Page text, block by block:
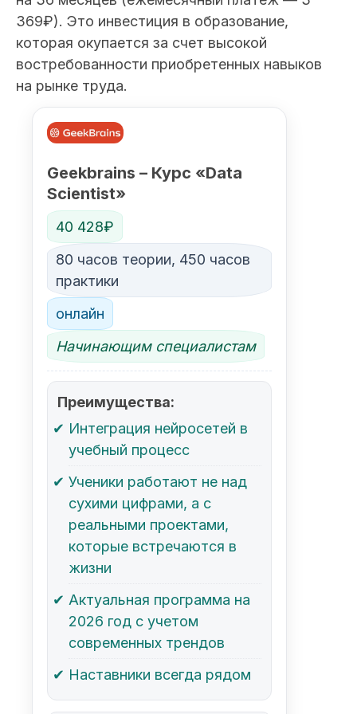
369₽). Это инвестиция в образование,
которая окупается за счет высокой
востребованности приобретенных навыков
на рынке труда.
Geekbrains – Курс «Data
Scientist»
40 428₽
80 часов теории, 450 часов
практики
онлайн
Начинающим специалистам
Преимущества:
Интеграция нейросетей в
учебный процесс
Ученики работают не над
сухими цифрами, а с
реальными проектами,
которые встречаются в
жизни
Актуальная программа на
2026 год с учетом
современных трендов
Наставники всегда рядом